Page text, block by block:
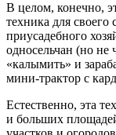
В целом, конечно,
техника для своего
приусадебного
односельчан (но не
«калымить» и
мини-трактор с
Естественно, эта
и больших